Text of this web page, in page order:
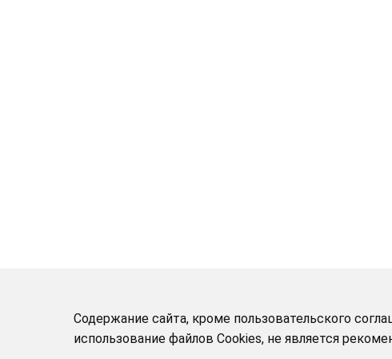
Содержание сайта, кроме пользовательского
использование файлов Cookies, не является